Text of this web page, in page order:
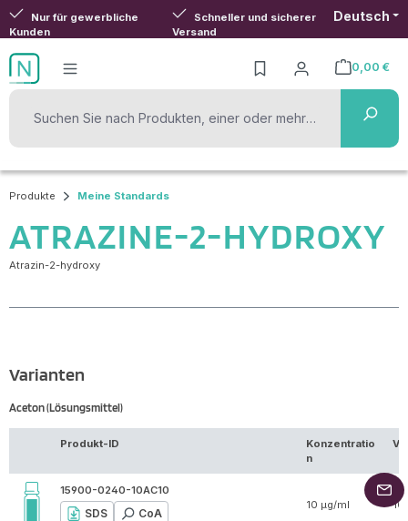
Zum Hauptinhalt springen
Nur für gewerbliche
Kunden
Schneller und sicherer
Versand
Deutsch
0,00 €
Warenkorb
Produkte Meine Standards
ATRAZINE-2-HYDROXY
Atrazin-2-hydroxy
Varianten
Aceton (Lösungsmittel)
Produkt-ID
Konzentratio
n
15900-0240-10AC10
SDS CoA
10 µg/ml 10